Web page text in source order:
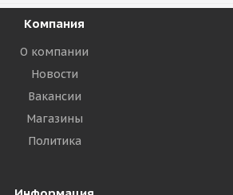
Компания
О компании
Новости
Вакансии
Магазины
Политика